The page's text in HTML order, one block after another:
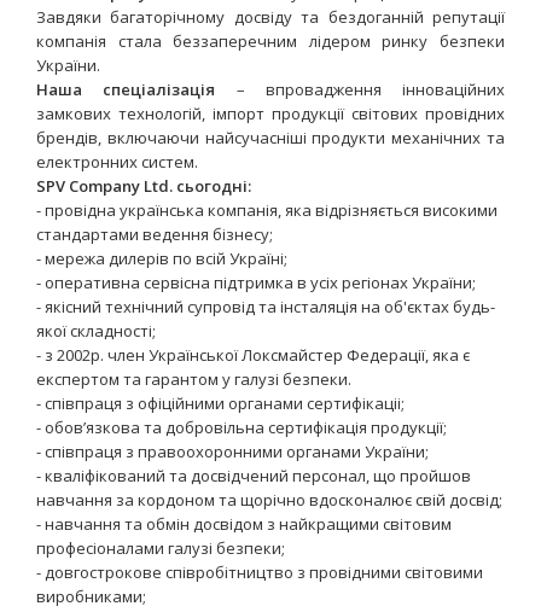
Завдяки багаторічному досвіду та бездоганній репутації
компанія стала беззаперечним лідером ринку безпеки
України.
Наша спеціалізація – впровадження інноваційних
замкових технологій, імпорт продукції світових провідних
брендів, включаючи найсучасніші продукти механічних та
електронних систем.
SPV Company Ltd. сьогодні:
- провідна українська компанія, яка відрізняється високими
стандартами ведення бізнесу;
- мережа дилерів по всій Україні;
- оперативна сервісна підтримка в усіх регіонах України;
- якісний технічний супровід та інсталяція на об'єктах будь-
якої складності;
- з 2002р. член Української Локсмайстер Федерації, яка є
експертом та гарантом у галузі безпеки.
- співпраця з офіційними органами сертифікаціі;
- обов’язкова та добровільна сертифікація продукції;
- співпраця з правоохоронними органами України;
- кваліфікований та досвідчений персонал, що пройшов
навчання за кордоном та щорічно вдосконалює свій досвід;
- навчання та обмін досвідом з найкращими світовим
професіоналами галузі безпеки;
- довгострокове співробітництво з провідними світовими
виробниками;